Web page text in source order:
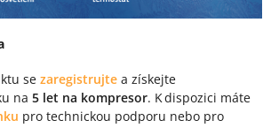
se zaregistrujte a získejte
na 5 let na kompresor. K dispozici máte
pro technickou podporu nebo pro